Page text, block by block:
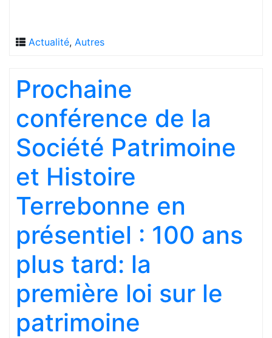
Actualité, Autres
Prochaine
conférence de la
Société Patrimoine
et Histoire
Terrebonne en
présentiel : 100 ans
plus tard: la
première loi sur le
patrimoine